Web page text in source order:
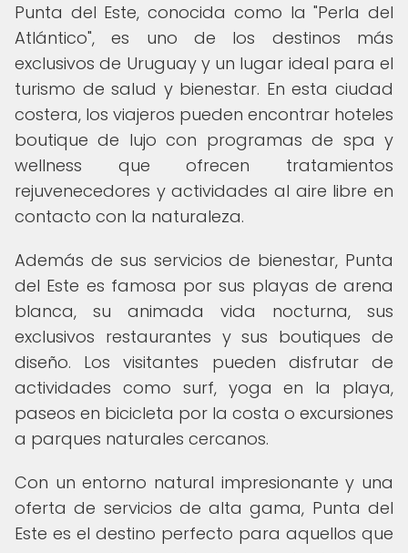
Punta del Este, conocida como la "Perla del
Atlántico", es uno de los destinos más
exclusivos de Uruguay y un lugar ideal para el
turismo de salud y bienestar. En esta ciudad
costera, los viajeros pueden encontrar hoteles
boutique de lujo con programas de spa y
wellness que ofrecen tratamientos
rejuvenecedores y actividades al aire libre en
contacto con la naturaleza.
Además de sus servicios de bienestar, Punta
del Este es famosa por sus playas de arena
blanca, su animada vida nocturna, sus
exclusivos restaurantes y sus boutiques de
diseño. Los visitantes pueden disfrutar de
actividades como surf, yoga en la playa,
paseos en bicicleta por la costa o excursiones
a parques naturales cercanos.
Con un entorno natural impresionante y una
oferta de servicios de alta gama, Punta del
Este es el destino perfecto para aquellos que